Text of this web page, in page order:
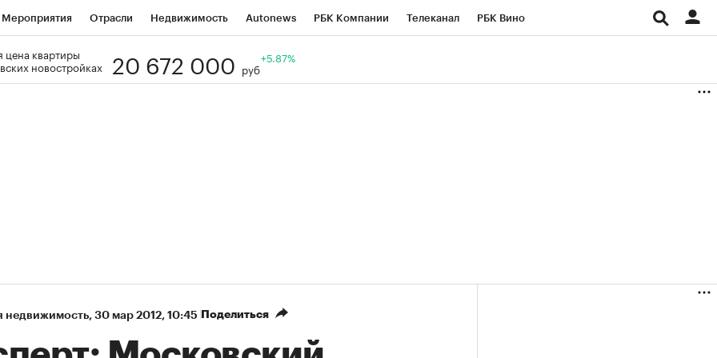
Мероприятия Отрасли Недвижимость Autonews РБК Компании Телеканал РБК Вино
Визионеры
цена квартиры
новостройках
20 672 000 руб
+5.87%
недвижимость⁠, 30 мар 2012, 10:45 Поделиться